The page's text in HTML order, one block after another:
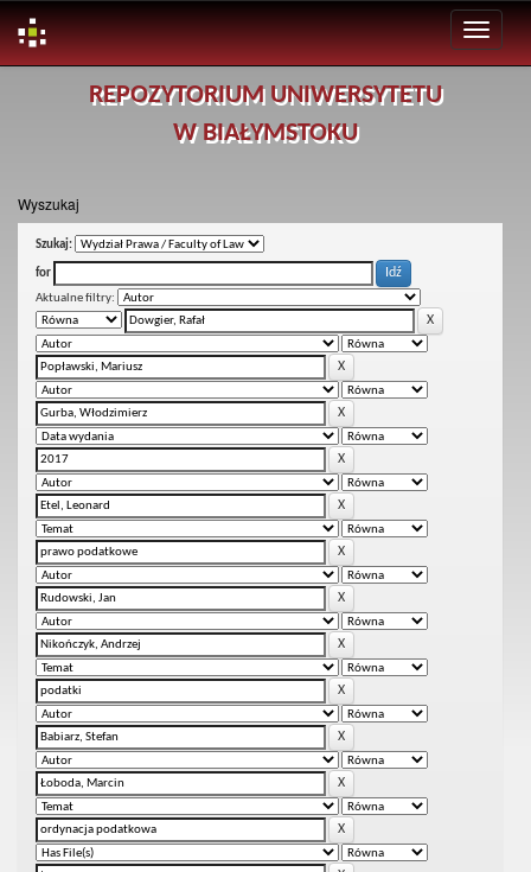
REPOZYTORIUM UNIWERSYTETU
W BIAŁYMSTOKU
Wyszukaj
Szukaj:
for
Aktualne filtry: